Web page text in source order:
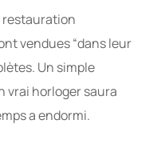
restauration
vendues “dans leur
Un simple
vrai horloger saura
a endormi.